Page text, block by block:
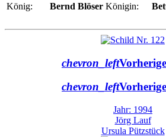
König:
Bernd Blöser Königin:
chevron_left
chevron_left
Jahr: 1994
Jörg Lauf
Ursula Pützstück